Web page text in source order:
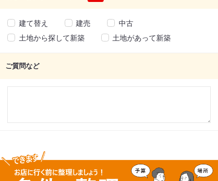
建て替え 建売
中古
土地から探して新築
土地があって新築
ご質問など